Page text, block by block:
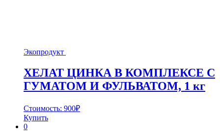
Экопродукт
ХЕЛАТ ЦИНКА В КОМПЛЕКСЕ С
ГУМАТОМ И ФУЛЬВАТОМ, 1 кг
Стоимость: 900₽
Купить
0